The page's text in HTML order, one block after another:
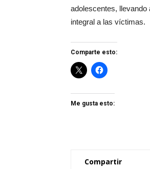
adolescentes, llevando
integral a las víctimas.
Comparte esto:
Me gusta esto:
Compartir